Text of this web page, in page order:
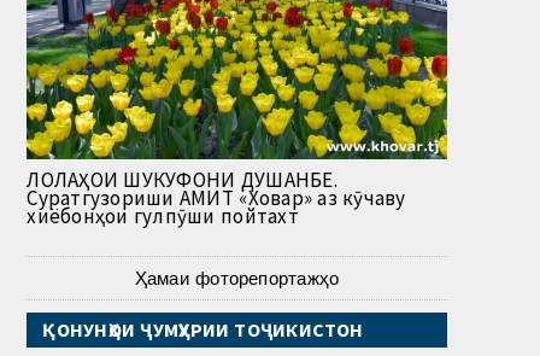
ЛОЛАҲОИ ШУКУФОНИ ДУШАНБЕ.
Суратгузориши АМИТ «Ховар» аз кӯчаву
хиёбонҳои гулпӯши пойтахт
Ҳамаи фоторепортажҳо
ҚОНУНҲОИ ҶУМҲУРИИ ТОҶИКИСТОН